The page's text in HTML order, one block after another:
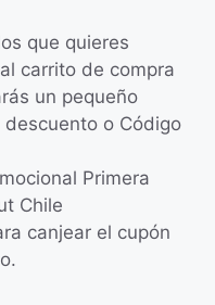
que quieres
carrito de compra
un pequeño
descuento o Código
Primera
Chile
canjear el cupón